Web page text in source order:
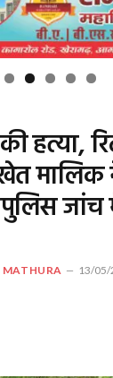
हत्या,
मालिक
जांच
MATHURA 13/05/